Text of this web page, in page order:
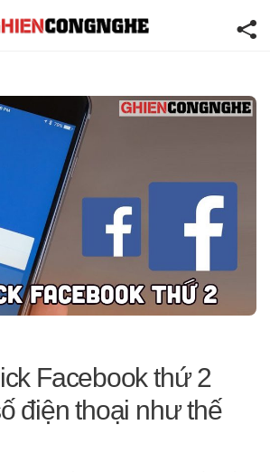
Facebook thứ 2
điện thoại như thế